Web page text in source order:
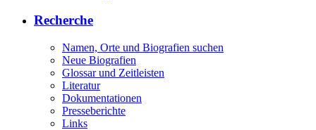
Recherche
Namen, Orte und Biografien suchen
Neue Biografien
Glossar und Zeitleisten
Literatur
Dokumentationen
Presseberichte
Links